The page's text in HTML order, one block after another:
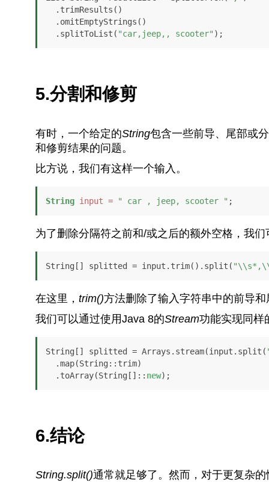
  .splitToList(
"car,jeep,, scooter"
5.分割和修剪
有时，一个给定的String包含一些前导、尾部或
和修剪结果的问题。
比方说，我们有这样一个输入。
String input = " car , jeep, scooter " ;
为了删除分隔符之前和/或之后的额外空格，我
String[] splitted = input.trim().split(
在这里， trim()方法删除了输入字符串中的前导
我们可以通过使用Java 8的Stream功能实现同样
String[] splitted = Arrays.stream(input.split(
  .toArray(String[]::
new);
6.结论
String.split()通常就足够了。然而，对于更复杂